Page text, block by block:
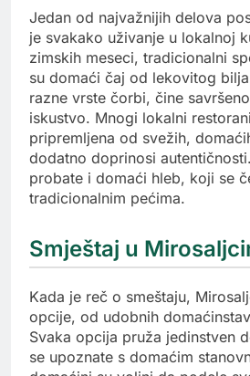
Jedan od najvažnijih delova
je svakako uživanje u lokalnoj
zimskih meseci, tradicionalni
su domaći čaj od lekovitog
razne vrste čorbi, čine
iskustvo. Mnogi lokalni
pripremljena od svežih,
dodatno doprinosi
probate i domaći hleb, koji se
tradicionalnim pećima.
Smještaj u
Kada je reč o smeštaju,
opcije, od udobnih
Svaka opcija pruža jedinstven
se upoznate s domaćim